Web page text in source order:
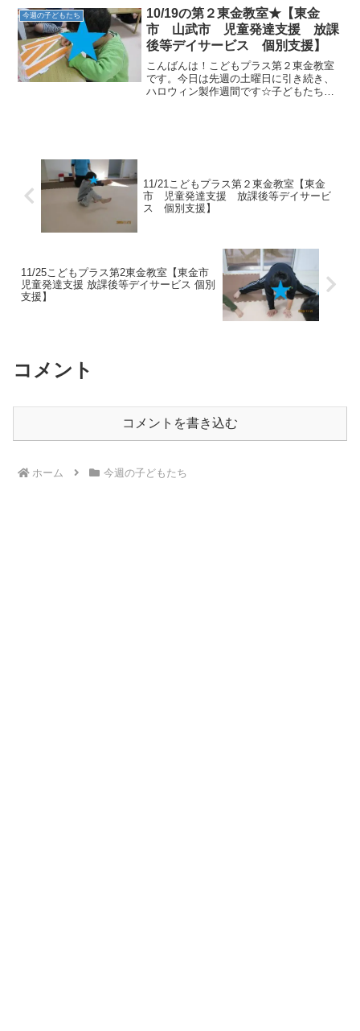
び箱♪♪ 跳び箱は子どもたちの中でもまだ
恐怖心を持っている...
今週の子どもたち
10/19の第２東金教室★【東金
市 山武市 児童発達支援 放課
後等デイサービス 個別支援】
こんばんは！こどもプラス第２東金教室
です。今日は先週の土曜日に引き続き、
ハロウィン製作週間です☆子どもたちは
11/21こどもプラス第２東金教室【東金
市 児童発達支援 放課後等デイサービ
ス 個別支援】
11/25こどもプラス第2東金教室【東金市
児童発達支援 放課後等デイサービス 個別
支援】
コメント
コメントを書き込む
ホーム 今週の子どもたち